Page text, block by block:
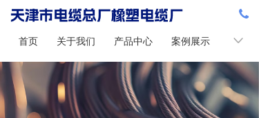
首页 关于我们 产品中心 案例展示 新闻中